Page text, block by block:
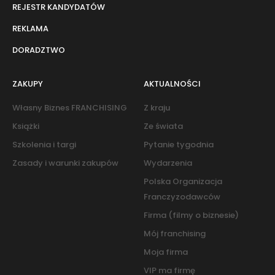
REJESTR KANDYDATÓW
REKLAMA
DORADZTWO
ZAKUPY
Własny Biznes FRANCHISING
Książki
Szkolenia i targi
Zasady i warunki zakupów
AKTUALNOŚCI
Z kraju
Ze świata
Pytanie tygodnia
Wydarzenia
Polska Organizacja
Franczyzodawców
Firma (filmy o biznesie)
Mój franchising
Moja firma
VIP ma firmę